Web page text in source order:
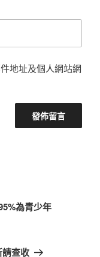
地址及個人網站網
為青少年
查收